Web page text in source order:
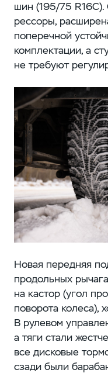
шин (195/75
рессоры,
поперечной
комплектации, а
не требуют
Новая передняя
продольных
на кастор (угол
поворота колеса),
В рулевом
а тяги стали
все дисковые
сзади были